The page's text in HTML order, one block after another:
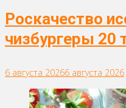
Роскачество
чизбургеры 20
6 августа 20266 августа 2026